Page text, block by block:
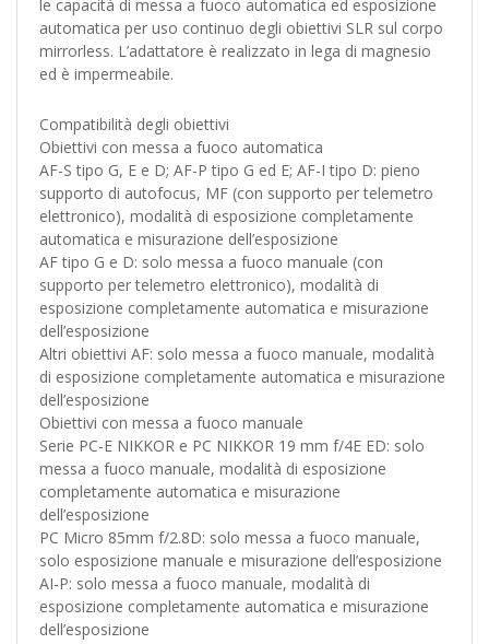
le capacità di messa a fuoco automatica ed esposizione
automatica per uso continuo degli obiettivi SLR sul corpo
mirrorless. L’adattatore è realizzato in lega di magnesio
ed è impermeabile.
Compatibilità degli obiettivi
Obiettivi con messa a fuoco automatica
AF-S tipo G, E e D; AF-P tipo G ed E; AF-I tipo D: pieno
supporto di autofocus, MF (con supporto per telemetro
elettronico), modalità di esposizione completamente
automatica e misurazione dell’esposizione
AF tipo G e D: solo messa a fuoco manuale (con
supporto per telemetro elettronico), modalità di
esposizione completamente automatica e misurazione
dell’esposizione
Altri obiettivi AF: solo messa a fuoco manuale, modalità
di esposizione completamente automatica e misurazione
dell’esposizione
Obiettivi con messa a fuoco manuale
Serie PC-E NIKKOR e PC NIKKOR 19 mm f/4E ED: solo
messa a fuoco manuale, modalità di esposizione
completamente automatica e misurazione
dell’esposizione
PC Micro 85mm f/2.8D: solo messa a fuoco manuale,
solo esposizione manuale e misurazione dell’esposizione
AI-P: solo messa a fuoco manuale, modalità di
esposizione completamente automatica e misurazione
dell’esposizione